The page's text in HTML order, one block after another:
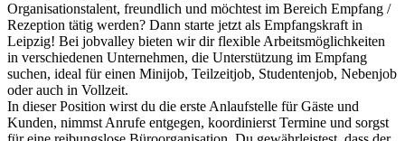
Organisationstalent, freundlich und möchtest im Bereich Empfang /
Rezeption tätig werden? Dann starte jetzt als Empfangskraft in
Leipzig! Bei jobvalley bieten wir dir flexible Arbeitsmöglichkeiten
in verschiedenen Unternehmen, die Unterstützung im Empfang
suchen, ideal für einen Minijob, Teilzeitjob, Studentenjob, Nebenjob
oder auch in Vollzeit.
In dieser Position wirst du die erste Anlaufstelle für Gäste und
Kunden, nimmst Anrufe entgegen, koordinierst Termine und sorgst